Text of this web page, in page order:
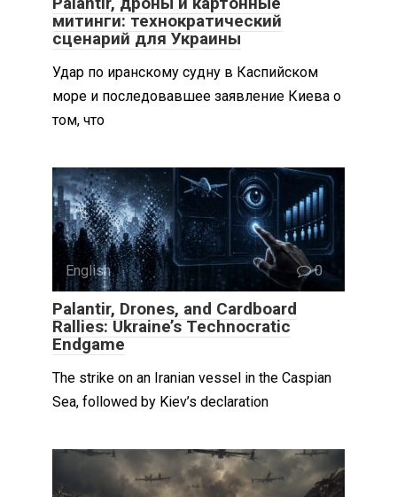
митинги: технократический
сценарий для Украины
Удар по иранскому судну в Каспийском
море и последовавшее заявление Киева о
том, что
English 0
Palantir, Drones, and Cardboard
Rallies: Ukraine’s Technocratic
Endgame
The strike on an Iranian vessel in the Caspian
Sea, followed by Kiev’s declaration